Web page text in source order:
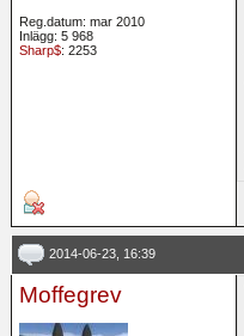
Reg.datum: mar 2010
Inlägg: 5 968
Sharp$: 2253
2014-06-23, 16:39
Moffegrev